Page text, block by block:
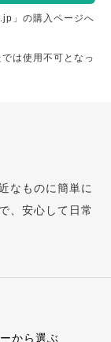
」の購入ページへ
は使用不可となっ
なものに簡単に
、安心して日常
から選ぶ